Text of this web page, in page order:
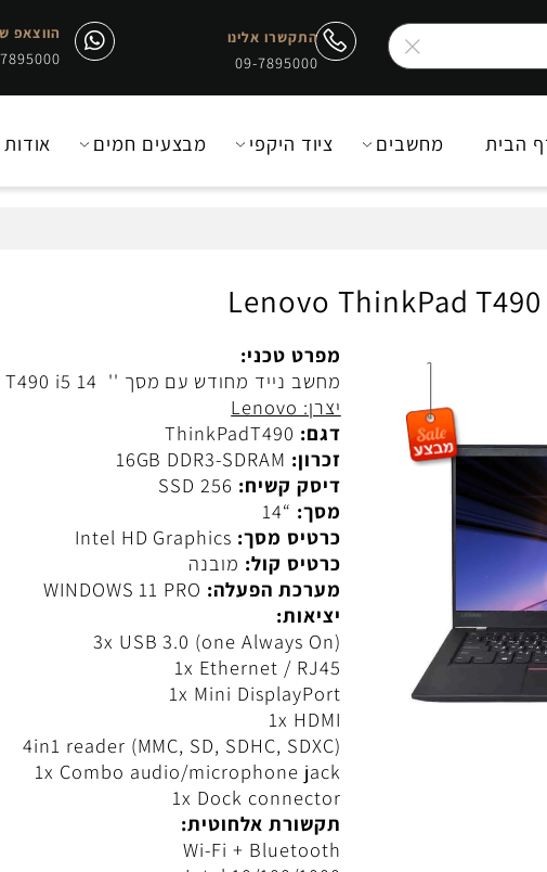
התקשרו אלינו
09-7895000
הווצאפ שלנו
09-7895000
מחשבים ציוד היקפי מבצעים חמים אודות
Lenovo ThinkPad
מפרט טכני:
מחשב נייד מחודש עם מסך '' 14 Lenovo ThinkPad T490 i5
יצרן: Lenovo
דגם: ThinkPadT490
זכרון: 16GB DDR3-SDRAM
דיסק קשיח: 256 SSD
מסך: “14
כרטיס מסך: Intel HD Graphics
כרטיס קול: מובנה
מערכת הפעלה:
יציאות:
3x USB 3.0 (one Always On)
1x Ethernet / RJ45
1x Mini DisplayPort
1x HDMI
4in1 reader (MMC, SD, SDHC, SDXC)
1x Combo audio/microphone jack
1x Dock connector
תקשורת אלחוטית: